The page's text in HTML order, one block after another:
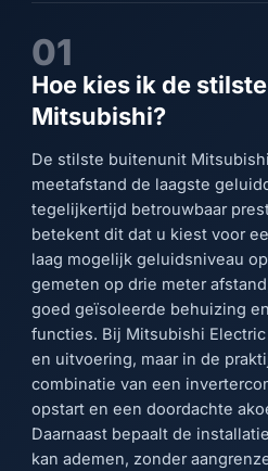
01
Hoe kies ik de
Mitsubishi?
De stilste buitenunit
meetafstand de laagste
tegelijkertijd betrouwbaar
betekent dit dat u kiest voor
laag mogelijk geluidsniveau
gemeten op drie meter
goed geïsoleerde behuizing
functies. Bij Mitsubishi
en uitvoering, maar in de
combinatie van een
opstart en een doordachte
Daarnaast bepaalt de
kan ademen, zonder